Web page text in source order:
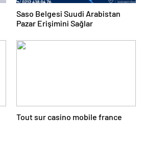
Saso Belgesi Suudi Arabistan
Pazar Erişimini Sağlar
Tout sur casino mobile france